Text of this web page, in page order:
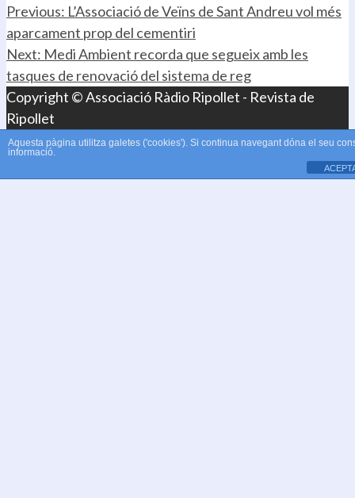
Continue
Reading
Previous: L’Associació de Veïns de Sant Andreu vol més
aparcament prop del cementiri
Next: Medi Ambient recorda que segueix amb les
tasques de renovació del sistema de reg
Copyright © Associació Ràdio Ripollet - Revista de
Ripollet
Aquesta pàgina utilitza galetes ('cookies'). Si continua navegant dóna el seu
informació.